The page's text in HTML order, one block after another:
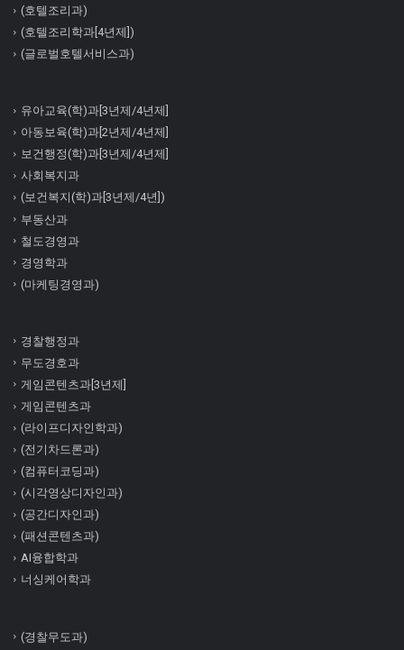
(호텔조리과)
(호텔조리학과[4년제])
(글로벌호텔서비스과)
유아교육(학)과[3년제/4년제]
아동보육(학)과[2년제/4년제]
보건행정(학)과[3년제/4년제]
사회복지과
(보건복지(학)과[3년제/4년])
부동산과
철도경영과
경영학과
(마케팅경영과)
경찰행정과
무도경호과
게임콘텐츠과[3년제]
게임콘텐츠과
(라이프디자인학과)
(전기차드론과)
(컴퓨터코딩과)
(시각영상디자인과)
(공간디자인과)
(패션콘텐츠과)
AI융합학과
너싱케어학과
(경찰무도과)